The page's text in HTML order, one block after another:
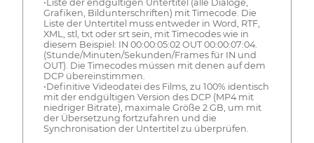
•Liste der endgültigen Untertitel (alle Dialoge,
Grafiken, Bildunterschriften) mit Timecode. Die
Liste der Untertitel muss entweder in Word, RTF,
XML, stl, txt oder srt sein, mit Timecodes wie in
diesem Beispiel: IN 00:00:05:02 OUT 00:00:07:04.
(Stunde/Minuten/Sekunden/Frames für IN und
OUT). Die Timecodes müssen mit denen auf dem
DCP übereinstimmen.
•Definitive Videodatei des Films, zu 100% identisch
mit der endgültigen Version des DCP (MP4 mit
niedriger Bitrate), maximale Größe 2 GB, um mit
der Übersetzung fortzufahren und die
Synchronisation der Untertitel zu überprüfen.